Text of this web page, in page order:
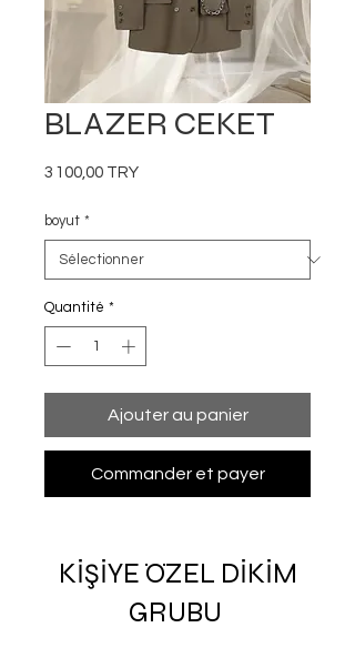
BLAZER CEKET
3 100,00 TRYPrix
boyut *
Quantité *
Ajouter au panier
Commander et payer
KİŞİYE ÖZEL DİKİM
GRUBU